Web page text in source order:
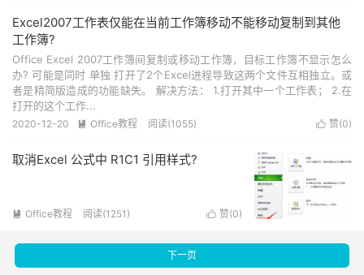
Excel2007工作表仅能在当前工作簿移动不能移动复制到其他
工作簿?
Office Excel 2007工作簿间复制或移动工作簿，目标工作簿不显示怎么
办? 可能是同时 单独 打开了2个Excel进程导致这两个文件互相独立。或
者是精简版造成的功能缺失。 解决方法： 1.打开其中一个工作表； 2.在
打开的这个工作...
 赞(0)
2020-12-20  Office教程 阅读(1055)
取消Excel 公式中 R1C1 引用样式?
 赞(0)
 Office教程 阅读(1251)
下一页